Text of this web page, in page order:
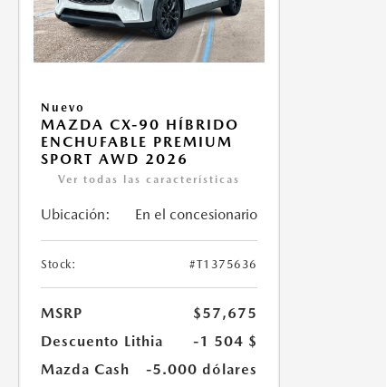
Nuevo
MAZDA CX-90 HÍBRIDO
ENCHUFABLE PREMIUM
SPORT AWD 2026
Ver todas las características
Ubicación: En el concesionario
Stock: #T1375636
MSRP
$57,675
Descuento Lithia
-1 504 $
Mazda Cash
-5.000 dólares